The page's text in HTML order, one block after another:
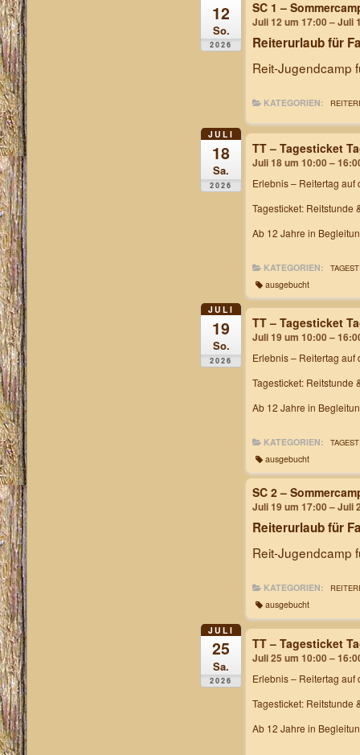
12
So.
2026
SC 1 –
Juli 12 um 17:00 – Juli
Reiterurlaub für
Reit-Jugendcamp
KATEGORIEN:
JULI
18
Sa.
2026
TT – Tagesticket
Juli 18 um 10:00 –
Erlebnis – Reitertag auf
Tagesticket: Reitstunde
Ab 12 Jahre in
KATEGORIEN:
ausgebucht
JULI
19
So.
2026
TT – Tagesticket
Juli 19 um 10:00 –
Erlebnis – Reitertag auf
Tagesticket: Reitstunde
Ab 12 Jahre in
KATEGORIEN:
ausgebucht
SC 2 –
Juli 19 um 17:00 – Juli
Reiterurlaub für
Reit-Jugendcamp
KATEGORIEN:
ausgebucht
JULI
25
Sa.
2026
TT – Tagesticket
Juli 25 um 10:00 –
Erlebnis – Reitertag auf
Tagesticket: Reitstunde
Ab 12 Jahre in